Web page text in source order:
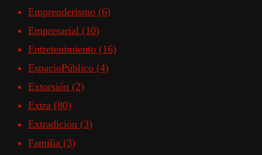
Emprenderismo (6)
Empresarial (10)
Entretenimiento (16)
EspacioPúblico (4)
Extorsión (2)
Extra (80)
Extradición (3)
Familia (3)